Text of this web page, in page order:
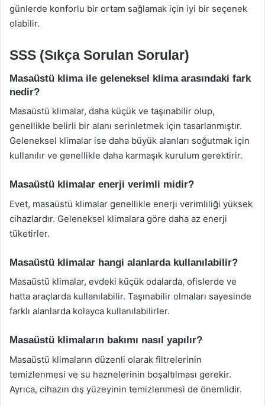
günlerde konforlu bir ortam sağlamak için iyi bir seçenek
olabilir.
SSS (Sıkça Sorulan Sorular)
Masaüstü klima ile geleneksel klima arasındaki fark
nedir?
Masaüstü klimalar, daha küçük ve taşınabilir olup,
genellikle belirli bir alanı serinletmek için tasarlanmıştır.
Geleneksel klimalar ise daha büyük alanları soğutmak için
kullanılır ve genellikle daha karmaşık kurulum gerektirir.
Masaüstü klimalar enerji verimli midir?
Evet, masaüstü klimalar genellikle enerji verimliliği yüksek
cihazlardır. Geleneksel klimalara göre daha az enerji
tüketirler.
Masaüstü klimalar hangi alanlarda kullanılabilir?
Masaüstü klimalar, evdeki küçük odalarda, ofislerde ve
hatta araçlarda kullanılabilir. Taşınabilir olmaları sayesinde
farklı alanlarda kolayca kullanılabilirler.
Masaüstü klimaların bakımı nasıl yapılır?
Masaüstü klimaların düzenli olarak filtrelerinin
temizlenmesi ve su haznelerinin boşaltılması gerekir.
Ayrıca, cihazın dış yüzeyinin temizlenmesi de önemlidir.